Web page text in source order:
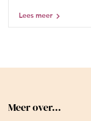
Lees meer
Meer over...